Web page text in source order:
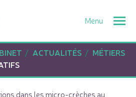
ACTUALITÉS
MÉTIERS